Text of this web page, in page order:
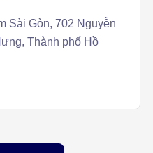
Sài Gòn, 702 Nguyễn
Thành phố Hồ